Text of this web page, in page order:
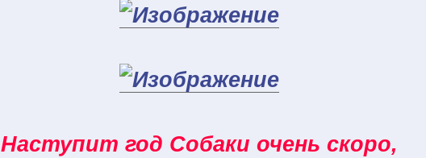
Наступит год Собаки очень скоро,